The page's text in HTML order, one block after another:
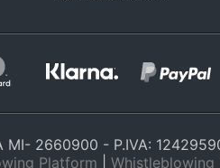
MI- 2660900 - P.IVA:
Platform Whistleblowing